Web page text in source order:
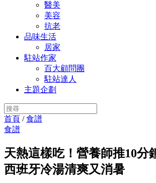
醫美
美容
抗老
品味生活
居家
駐站作家
百大顧問團
駐站達人
主題企劃
首頁 /食譜
食譜
天熱這樣吃！營養師推10分
西班牙冷湯清爽又消暑